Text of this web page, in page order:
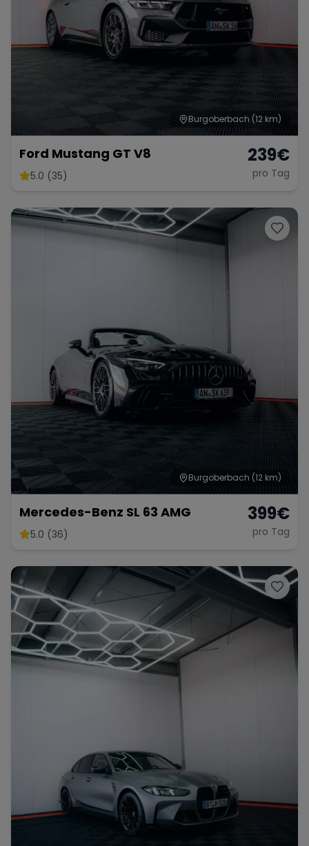
Tesla Chevrolet Dodge
Aston Martin
Bugatti Lotus Maserati
Range Rover Corvette
Burgoberbach (12 km)
Ford Mustang GT V8
5.0 (35)
239€
pro Tag
Burgoberbach (12 km)
Mercedes-Benz SL 63 AMG
5.0 (36)
399€
pro Tag